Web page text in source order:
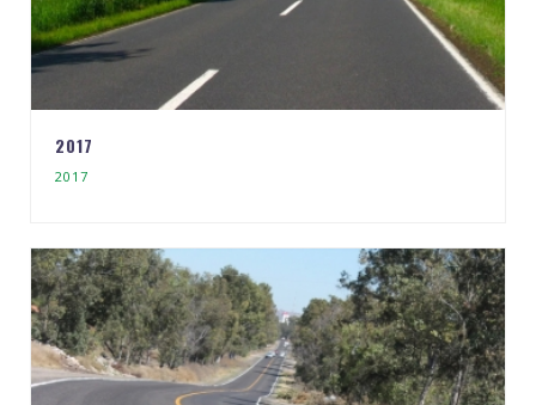
2017
2017